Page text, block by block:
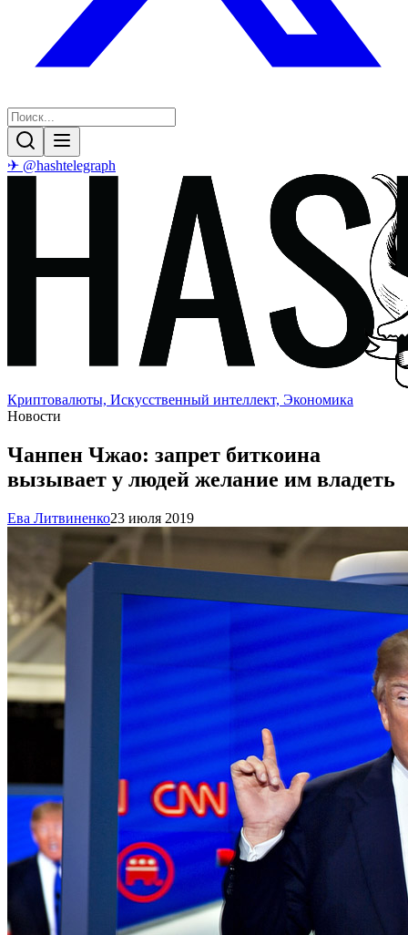
✈ @hashtelegraph
Криптовалюты, Искусственный интеллект, Экономика
Новости
Чанпен Чжао: запрет биткоина
вызывает у людей желание им владеть
Ева Литвиненко23 июля 2019